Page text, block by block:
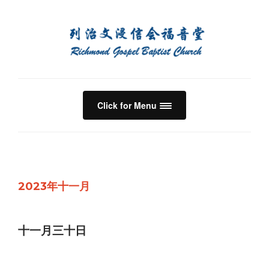
Click for Menu
2023年十一月
十一月三十日